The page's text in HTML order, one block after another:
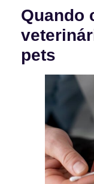
Quando
pets